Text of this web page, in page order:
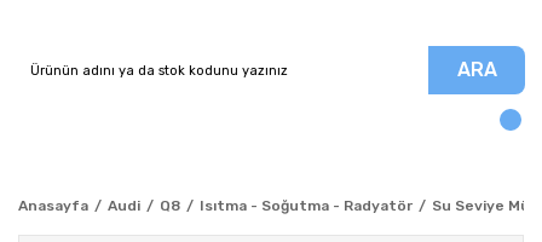
ARA
Anasayfa Audi Q8 Isıtma - Soğutma - Radyatör Su Seviye